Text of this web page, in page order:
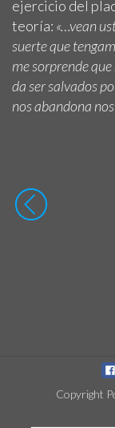
ejercicio del
teoría: «…vean
suerte que
me sorprende
da ser salvados
nos abandona
Copyright